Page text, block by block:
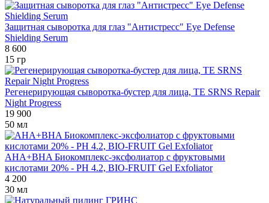
Защитная сыворотка для глаз "Антистресс" Eye Defense
Shielding Serum
8 600
15 гр
Регенерирующая сыворотка-бустер для лица, TE SRNS Repair
Night Progress
19 900
50 мл
AHA+BHA Биокомплекс-эксфолиатор с фруктовыми
кислотами 20% - PH 4.2, BIO-FRUIT Gel Exfoliator
4 200
30 мл